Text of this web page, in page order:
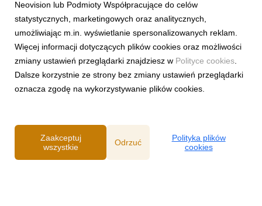
AKTUALNOŚCI
2016 pełen niesamowitych emocji w nc+
9 grudnia 2016
Rekord oglądalności CANAL+, szeroko komentowane 10.
urodziny Kuchni+, relacja z ustanowienia czasowego rekordu
świata Śnieżnej Pantery na antenie CANAL+ DISCOVERY,
Neovision lub Podmioty Współpracujące do celów
statystycznych, marketingowych oraz analitycznych,
umożliwiając m.in. wyświetlanie spersonalizowanych reklam.
Więcej informacji dotyczących plików cookies oraz możliwości
zmiany ustawień przeglądarki znajdziesz w Polityce cookies
Dalsze korzystnie ze strony bez zmiany ustawień przeglądarki
oznacza zgodę na wykorzystywanie plików cookies.
Zaakceptuj
wszystkie
Odrzuć
Polityka plików
cookies